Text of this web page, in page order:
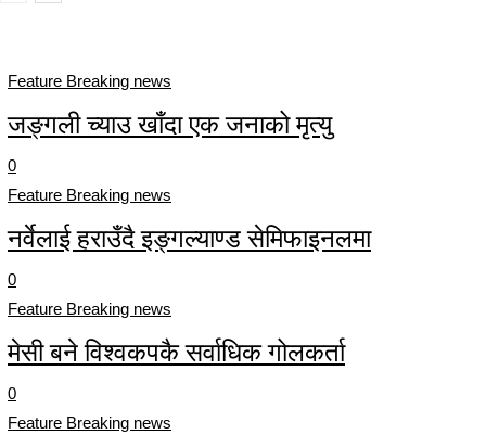
Feature Breaking news
जङ्गली च्याउ खाँदा एक जनाको मृत्यु
0
Feature Breaking news
नर्वेलाई हराउँदै इङ्गल्याण्ड सेमिफाइनलमा
0
Feature Breaking news
मेसी बने विश्वकपकै सर्वाधिक गोलकर्ता
0
Feature Breaking news